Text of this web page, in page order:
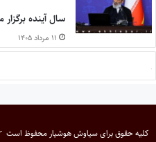
سال آینده
۱۱ مرداد ۱۴۰۵
کلیه حقوق برایسیاوش هوشیار محفوظ است